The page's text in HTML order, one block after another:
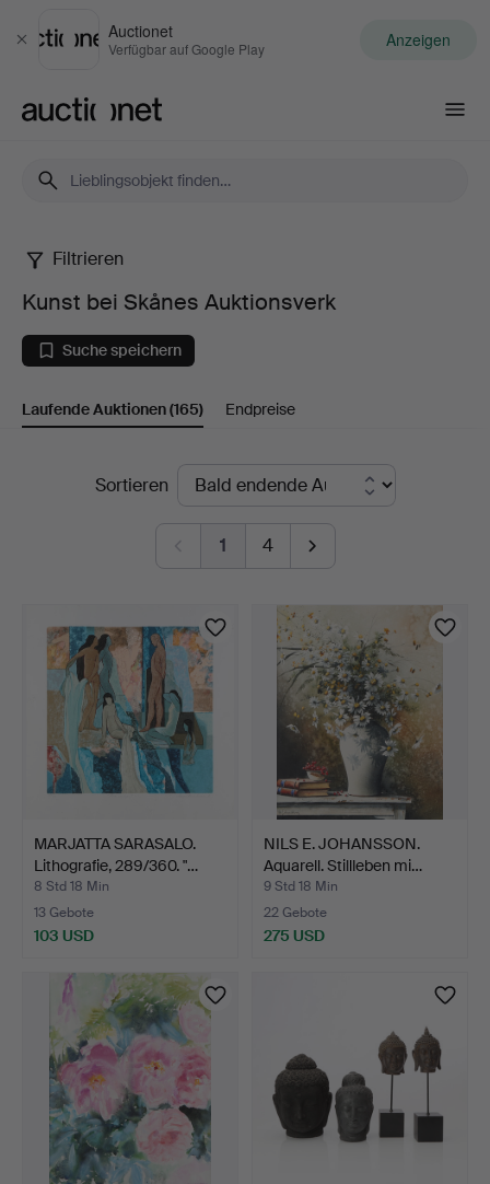
Schließen
Auctionet
Verfügbar auf Google Play Anzeigen
Kunst
bei
Skånes
Auktionsverk
Filtrieren
Kunst bei Skånes Auktionsverk
Suche speichern
Laufende Auktionen(165) Endpreise
LaufendeSortieren
1 4
MARJATTA SARASALO.
Lithografie, 289/360. "…
8 Std 18 Min
13 Gebote
103 USD
NILS E. JOHANSSON.
Aquarell. Stillleben mi…
9 Std 18 Min
22 Gebote
275 USD